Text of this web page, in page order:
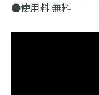
●使用料 無料